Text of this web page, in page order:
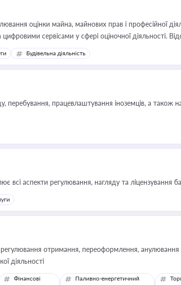
оцінки майна, майнових прав і професійної
цифровими сервісами у сфері оціночної діяльності.
бізнесу, керівника, юриста або бухгалтера під
угод і перевірки статусу суб'єктів
Будівельна діяльність
перебування, працевлаштування іноземців, а також
всі аспекти регулювання, нагляду та ліцензування
отримання, переоформлення, анулювання
діяльності
Фінансові
Паливно-енергетичний